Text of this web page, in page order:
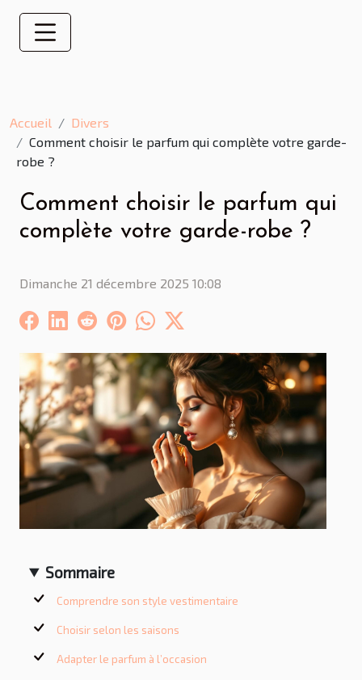
Accueil
Divers
Comment choisir le parfum qui complète votre garde-
robe ?
Comment choisir le parfum qui
complète votre garde-robe ?
Dimanche 21 décembre 2025 10:08
Sommaire
Comprendre son style vestimentaire
Choisir selon les saisons
Adapter le parfum à l’occasion